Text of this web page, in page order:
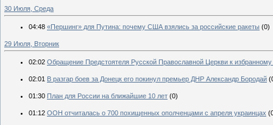
30 Июля, Среда
04:48 «Першинг» для Путина: почему США взялись за российские ракеты (0)
29 Июля, Вторник
02:02 Обращение Предстоятеля Русской Православной Церкви к
02:01 В разгар боев за Донецк его покинул премьер ДНР Александр Бородай
01:30 План для России на ближайшие 10 лет (0)
01:12 ООН отчиталась о 700 похищенных ополченцами с апреля украинцах